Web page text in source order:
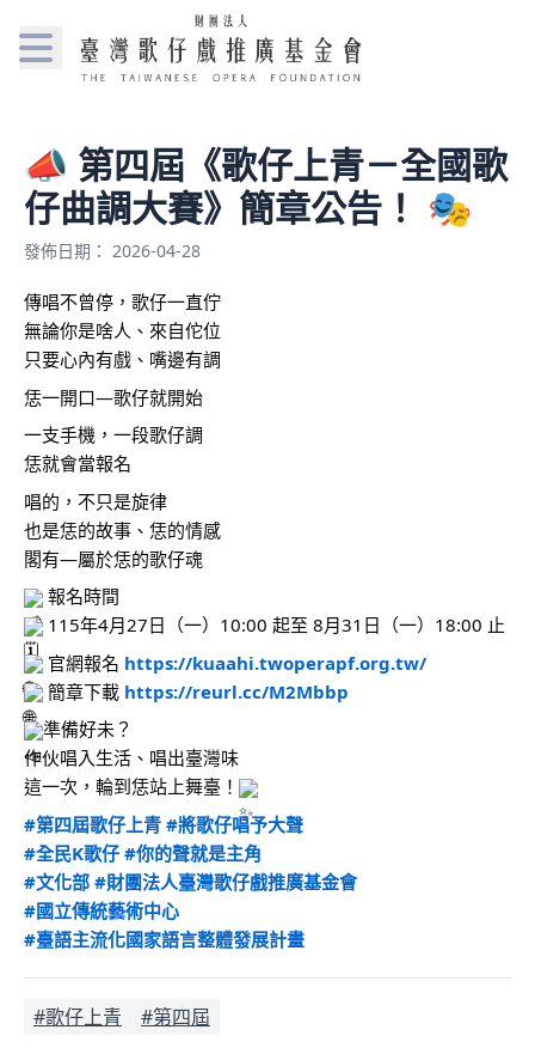
📣 第四屆《歌仔上青－全國歌
仔曲調大賽》簡章公告！ 🎭
發佈日期： 2026-04-28
傳唱不曾停，歌仔一直佇
無論你是啥人、來自佗位
只要心內有戲、嘴邊有調
恁一開口—歌仔就開始
一支手機，一段歌仔調
恁就會當報名
唱的，不只是旋律
也是恁的故事、恁的情感
閣有—屬於恁的歌仔魂
報名時間
115年4月27日（一）10:00 起至 8月31日（一）18:00 止
官網報名 https://kuaahi.twoperapf.org.tw/
簡章下載 https://reurl.cc/M2Mbbp
準備好未？
作伙唱入生活、唱出臺灣味
這一次，輪到恁站上舞臺！
#第四屆歌仔上青 #將歌仔唱予大聲
#全民K歌仔 #你的聲就是主角
#文化部 #財團法人臺灣歌仔戲推廣基金會
#國立傳統藝術中心
#臺語主流化國家語言整體發展計畫
#歌仔上青 #第四屆